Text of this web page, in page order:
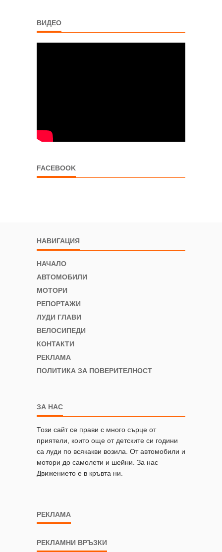
ВИДЕО
FACEBOOK
НАВИГАЦИЯ
НАЧАЛО
АВТОМОБИЛИ
МОТОРИ
РЕПОРТАЖИ
ЛУДИ ГЛАВИ
ВЕЛОСИПЕДИ
КОНТАКТИ
РЕКЛАМА
ПОЛИТИКА ЗА ПОВЕРИТЕЛНОСТ
ЗА НАС
Този сайт се прави с много сърце от
приятели, които още от детските си години
са луди по всякакви возила. От автомобили и
мотори до самолети и шейни. За нас
Движението е в кръвта ни.
РЕКЛАМА
РЕКЛАМНИ ВРЪЗКИ